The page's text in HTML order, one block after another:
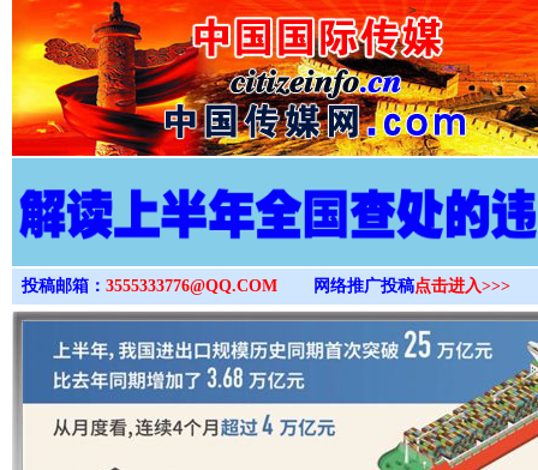
>
投稿邮箱： 3555333776@QQ.COM 网络推广投稿点击进入>>>